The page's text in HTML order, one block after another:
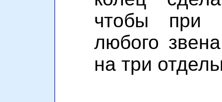
чтобы при
любого
на три